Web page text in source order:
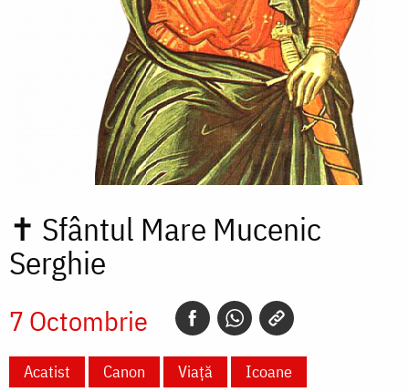
✝ Sfântul Mare Mucenic
Serghie
7 Octombrie
Acatist Canon Viață
Icoane